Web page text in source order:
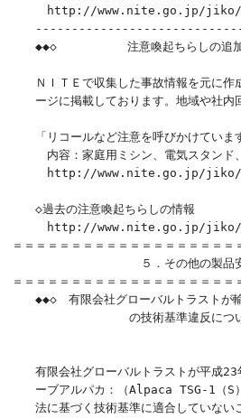
http://www.nite.go.jp/jiko/
◆◆◇　　　　　　注意喚起ちらしの追
ＮＩＴＥで収集した事故情報を元に作
ージに掲載しております。地域や社内
「リコールなど注意を呼びかけていま
内容：家庭用ミシン、電気スタンド
http://www.nite.go.jp/jiko/
◇過去の注意喚起ちらしの情報
http://www.nite.go.jp/jiko/
＝＝＝＝＝＝＝＝＝＝＝＝＝＝＝＝＝＝
５．その他の製品安全
＝＝＝＝＝＝＝＝＝＝＝＝＝＝＝＝＝＝
◆◆◇　有限会社グローバルトラストが
の技術基準違反について（
経済
有限会社グローバルトラストが平成23
ーブアルパカ：（Alpaca TSG-1（S）
法に基づく技術基準に適合していない